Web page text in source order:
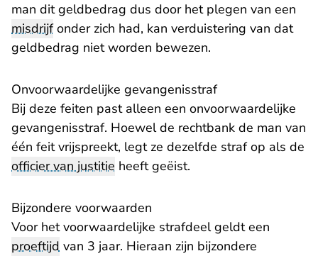
man dit geldbedrag dus door het plegen van een
misdrijfonder zich had, kan verduistering van dat
geldbedrag niet worden bewezen.
Onvoorwaardelijke gevangenisstraf
Bij deze feiten past alleen een onvoorwaardelijke
gevangenisstraf. Hoewel de rechtbank de man van
één feit vrijspreekt, legt ze dezelfde straf op als de
officier van justitie heeft geëist.
Bijzondere voorwaarden
Voor het voorwaardelijke strafdeel geldt een
proeftijd van 3 jaar. Hieraan zijn bijzondere